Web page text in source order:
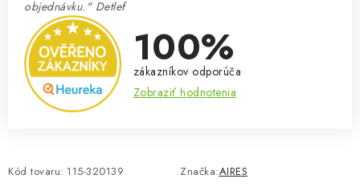
objednávku." Detlef
100%
zákazníkov odporúča
Zobraziť hodnotenia
Kód tovaru: 115-320139 Značka:AIRES